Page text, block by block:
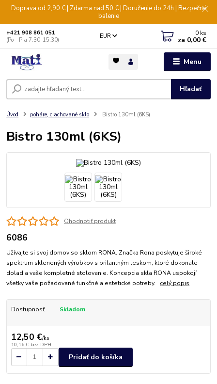
Doprava od 2,90 € | Zdarma nad 50 € | Doručenie do 24h | Bezpečné
balenie
Menu
EUR
Hľadať
+421 908 861 051
(Po - Pia 7:30-15:30)
0 ks
za 0,00 €
Úvod poháre, ciachované sklo Bistro 130ml (6KS)
Bistro 130ml (6KS)
Ohodnotiť produkt
6086
Užívajte si svoj domov so sklom RONA. Značka Rona poskytuje široké
spektrum sklenených výrobkov s brilantným leskom, ktoré dokonale
doladia vaše kompletné stolovanie. Koncepcia skla RONA uspokojí
všetky vaše požadované funkčné a estetické potreby. celý popis
Dostupnosť Skladom
12,50 €/ks
10,16 € bez DPH
Pridať do košíka